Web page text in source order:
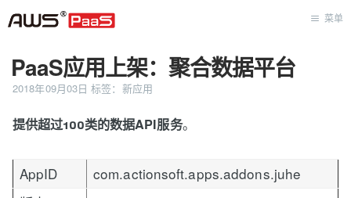
首页
菜单
PaaS应用上架：聚合数据平台
2018年09月03日 标签： 新应用
提供超过100类的数据API服务。
AppID
com.actionsoft.apps.addons.juhe